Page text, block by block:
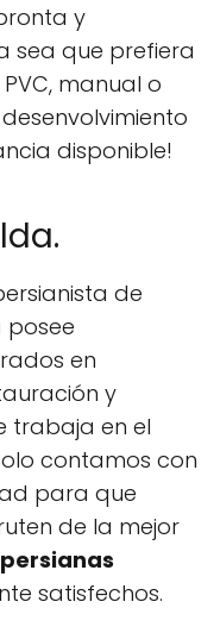
y
sea que prefiera
manual o
disponible!
de
posee
en
y
trabaja en el
contamos con
para que
de la mejor
satisfechos.